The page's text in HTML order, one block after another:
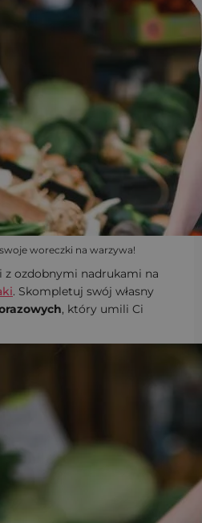
woreczki na warzywa!
ozdobnymi nadrukami na
. Skompletuj swój własny
, który umili Ci